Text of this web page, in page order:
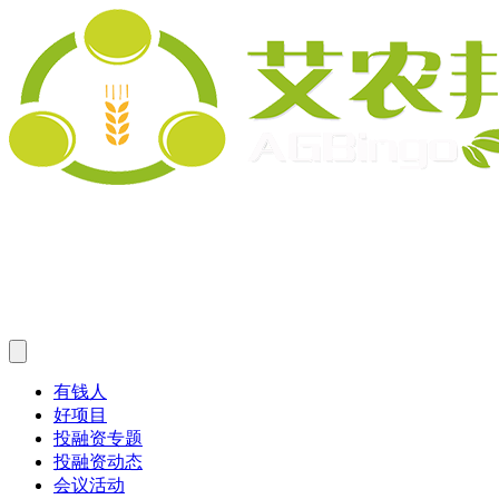
有钱人
好项目
投融资专题
投融资动态
会议活动